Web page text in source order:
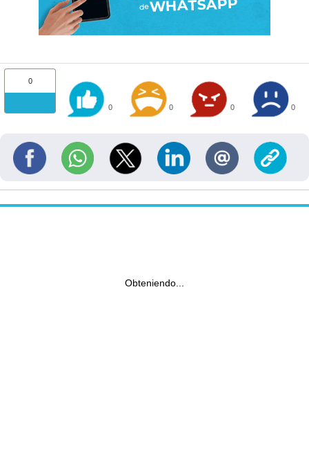
0
0 0 0 0
Obteniendo...